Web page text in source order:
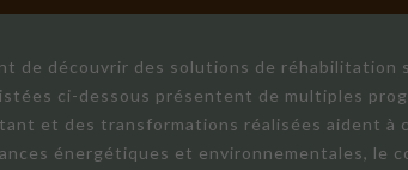
de découvrir des solutions de réhabilitation
ci-dessous présentent de multiples
et des transformations réalisées aident à
énergétiques et environnementales, le